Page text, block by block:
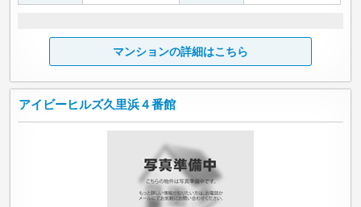
マンションの詳細はこちら
アイビーヒルズ久里浜４番館